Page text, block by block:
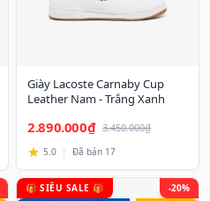
Giày Lacoste Carnaby Cup
Leather Nam - Trắng Xanh
2.890.000₫ 3.450.000₫
5.0 | Đã bán 17
🎁 SIÊU SALE 🎁
-20%